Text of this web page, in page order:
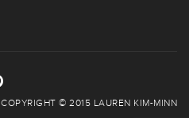
COPYRIGHT © 2015 LAUREN KIM-MINN